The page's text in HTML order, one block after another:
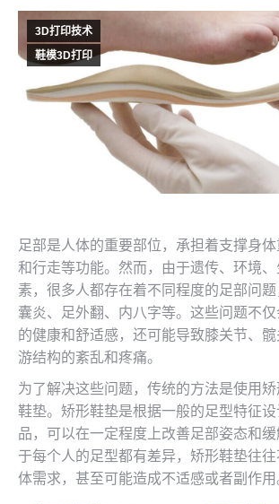
3D打印技术
鞋模3D打印
足部是人体的重要部位，承担着支撑身
和行走等功能。然而，由于遗传、环境
素，很多人都存在着不同程度的足部问
囊炎、足外翻、内八字等。这些问题不
的健康和舒适感，还可能导致膝关节、
游结构的紊乱和疼痛。
为了解决这些问题，传统的方法是使用矫
鞋垫。矫形鞋垫是根据一般的足型特征
品，可以在一定程度上改善足部姿态和
于每个人的足型都有差异，矫形鞋垫往
体需求，甚至可能造成不适感或者副作用